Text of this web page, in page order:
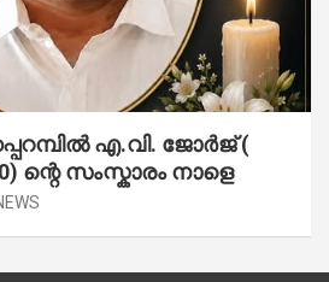
എ.​വി. ജോ​ർ​ജ് (
ന്റെ സംസ്കാരം നാളെ